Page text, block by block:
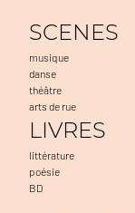
SCENES
musique
danse
théâtre
arts de rue
LIVRES
littérature
poésie
BD